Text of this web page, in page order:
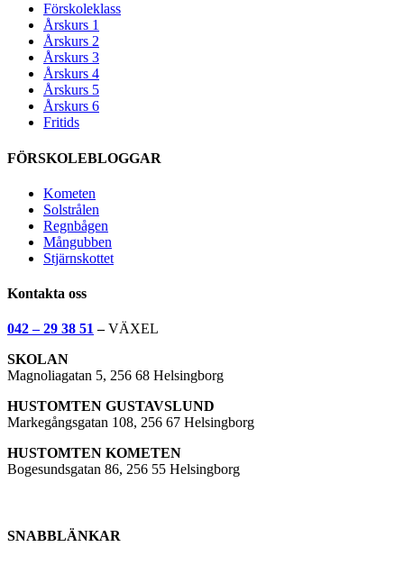
Förskoleklass
Årskurs 1
Årskurs 2
Årskurs 3
Årskurs 4
Årskurs 5
Årskurs 6
Fritids
FÖRSKOLEBLOGGAR
Kometen
Solstrålen
Regnbågen
Mångubben
Stjärnskottet
Kontakta oss
042 – 29 38 51–VÄXEL
SKOLAN
Magnoliagatan 5, 256 68 Helsingborg
HUSTOMTEN GUSTAVSLUND
Markegångsgatan 108, 256 67 Helsingborg
HUSTOMTEN KOMETEN
Bogesundsgatan 86, 256 55 Helsingborg
SNABBLÄNKAR